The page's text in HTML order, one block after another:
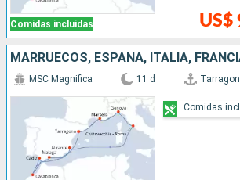
Comidas incluidas US$
MARRUECOS, ESPAÑA, ITALIA,
MSC Magnifica 11 d
Comidas